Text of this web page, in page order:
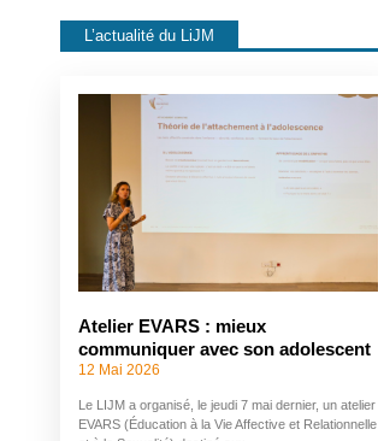
L’actualité du LiJM
Atelier EVARS : mieux
communiquer avec son adolescent
12 Mai 2026
Le LIJM a organisé, le jeudi 7 mai dernier, un atelier
EVARS (Éducation à la Vie Affective et Relationnelle